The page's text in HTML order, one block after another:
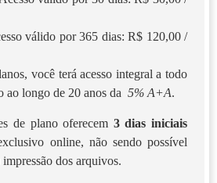
válido por 365 dias: R$ 120,00 /
você terá acesso integral a todo
ao longo de 20 anos da 5% A+A.
de plano oferecem 3 dias iniciais
online, não sendo possível
dos arquivos.